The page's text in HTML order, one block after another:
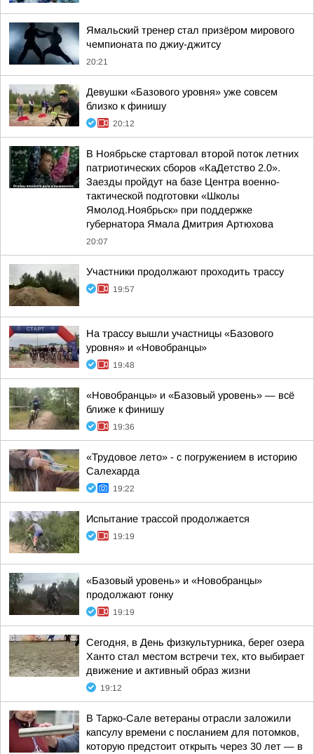
Ямальский тренер стал призёром мирового
чемпионата по джиу-джитсу
20:21
Девушки «Базового уровня» уже совсем
близко к финишу
20:12
В Ноябрьске стартовал второй поток летних
патриотических сборов «КаДетство 2.0».
Заезды пройдут на базе Центра военно-
тактической подготовки «Школы
Ямолод.Ноябрьск» при поддержке
губернатора Ямала Дмитрия Артюхова
20:07
Участники продолжают проходить трассу
19:57
На трассу вышли участницы «Базового
уровня» и «Новобранцы»
19:48
«Новобранцы» и «Базовый уровень» — всё
ближе к финишу
19:36
«Трудовое лето» - с погружением в историю
Салехарда
19:22
Испытание трассой продолжается
19:19
«Базовый уровень» и «Новобранцы»
продолжают гонку
19:19
Сегодня, в День физкультурника, берег озера
Ханто стал местом встречи тех, кто выбирает
движение и активный образ жизни
19:12
В Тарко-Сале ветераны отрасли заложили
капсулу времени с посланием для потомков,
которую предстоит открыть через 30 лет — в